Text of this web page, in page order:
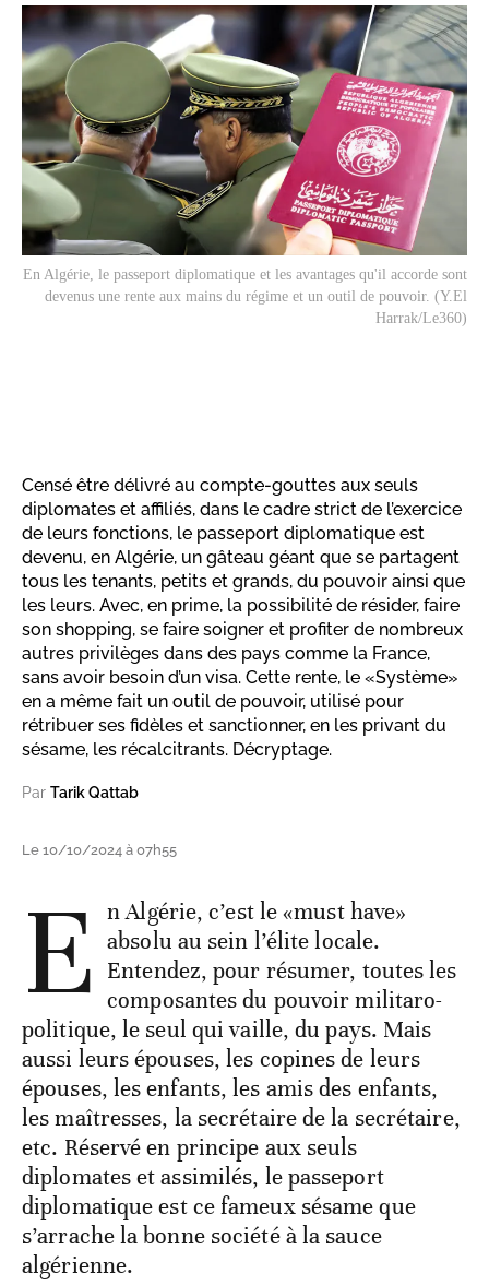
En Algérie, le passeport diplomatique et les avantages qu'il accorde sont
devenus une rente aux mains du régime et un outil de pouvoir. (Y.El
Harrak/Le360)
Censé être délivré au compte-gouttes aux seuls
diplomates et affiliés, dans le cadre strict de l’exercice
de leurs fonctions, le passeport diplomatique est
devenu, en Algérie, un gâteau géant que se partagent
tous les tenants, petits et grands, du pouvoir ainsi que
les leurs. Avec, en prime, la possibilité de résider, faire
son shopping, se faire soigner et profiter de nombreux
autres privilèges dans des pays comme la France,
sans avoir besoin d’un visa. Cette rente, le «Système»
en a même fait un outil de pouvoir, utilisé pour
rétribuer ses fidèles et sanctionner, en les privant du
sésame, les récalcitrants. Décryptage.
Par Tarik Qattab
Le 10/10/2024 à 07h55
E n Algérie, c’est le «must have»
absolu au sein l’élite locale.
Entendez, pour résumer, toutes les
composantes du pouvoir militaro-
politique, le seul qui vaille, du pays. Mais
aussi leurs épouses, les copines de leurs
épouses, les enfants, les amis des enfants,
les maîtresses, la secrétaire de la secrétaire,
etc. Réservé en principe aux seuls
diplomates et assimilés, le passeport
diplomatique est ce fameux sésame que
s’arrache la bonne société à la sauce
algérienne.